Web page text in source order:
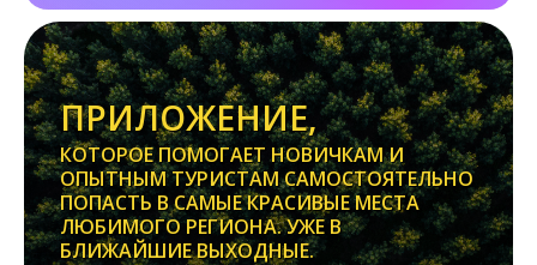
ПРИЛОЖЕНИЕ,
КОТОРОЕ ПОМОГАЕТ НОВИЧКАМ И
ОПЫТНЫМ ТУРИСТАМ САМОСТОЯТЕЛЬНО
ПОПАСТЬ В САМЫЕ КРАСИВЫЕ МЕСТА
ЛЮБИМОГО РЕГИОНА. УЖЕ В
БЛИЖАЙШИЕ ВЫХОДНЫЕ.